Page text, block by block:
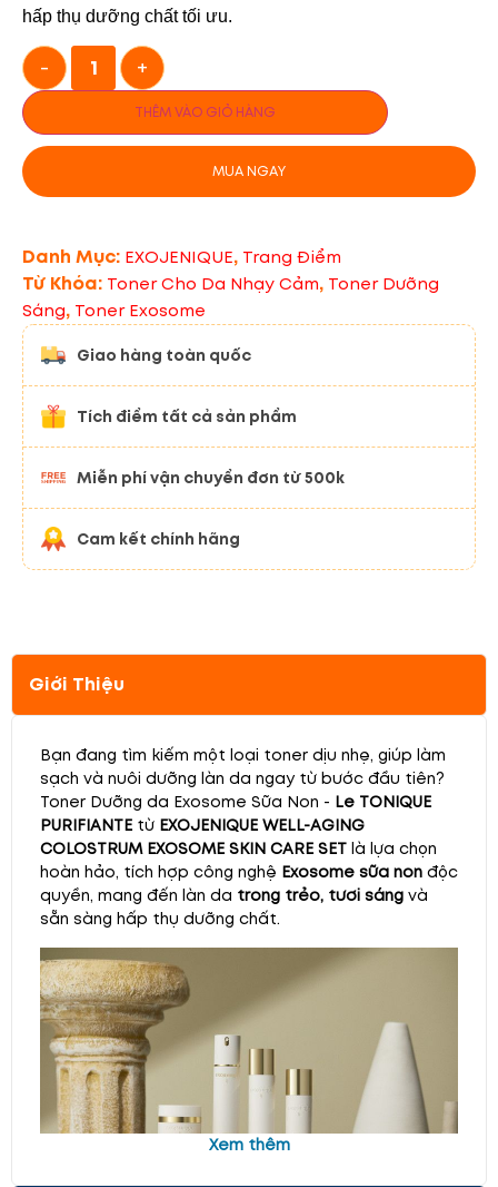
hấp thụ dưỡng chất tối ưu.
- +
THÊM VÀO GIỎ HÀNG
MUA NGAY
Danh Mục: EXOJENIQUE, Trang Điểm
Từ Khóa: Toner Cho Da Nhạy Cảm, Toner Dưỡng
Sáng, Toner Exosome
Giao hàng toàn quốc
Tích điểm tất cả sản phẩm
Miễn phí vận chuyển đơn từ 500k
Cam kết chính hãng
Giới Thiệu
Bạn đang tìm kiếm một loại toner dịu nhẹ, giúp làm
sạch và nuôi dưỡng làn da ngay từ bước đầu tiên?
Toner Dưỡng da Exosome Sữa Non - Le TONIQUE
PURIFIANTE từ EXOJENIQUE WELL-AGING
COLOSTRUM EXOSOME SKIN CARE SET là lựa chọn
hoàn hảo, tích hợp công nghệ Exosome sữa non độc
quyền, mang đến làn da trong trẻo, tươi sáng và
sẵn sàng hấp thụ dưỡng chất.
Xem thêm